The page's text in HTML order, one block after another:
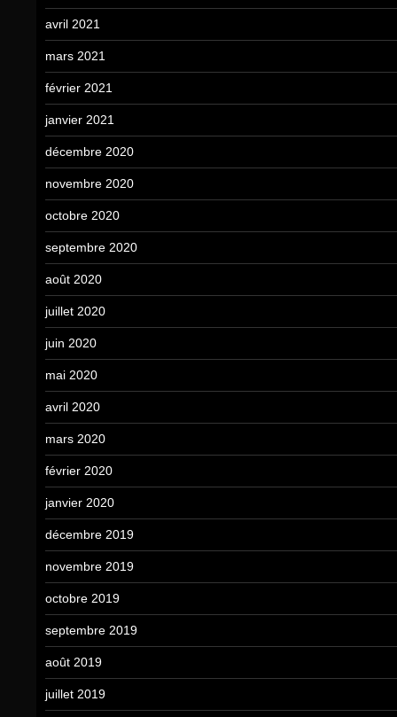
avril 2021
mars 2021
février 2021
janvier 2021
décembre 2020
novembre 2020
octobre 2020
septembre 2020
août 2020
juillet 2020
juin 2020
mai 2020
avril 2020
mars 2020
février 2020
janvier 2020
décembre 2019
novembre 2019
octobre 2019
septembre 2019
août 2019
juillet 2019